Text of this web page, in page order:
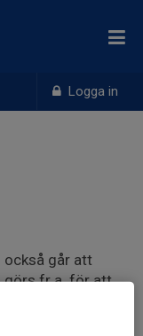
Logga in
också går att
görs fr.a. för att